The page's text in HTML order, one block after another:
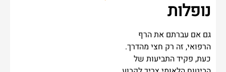
נופלות
גם אם עברתם את הרף
הרפואי, זה רק חצי מהדרך.
כעת, פקיד התביעות של